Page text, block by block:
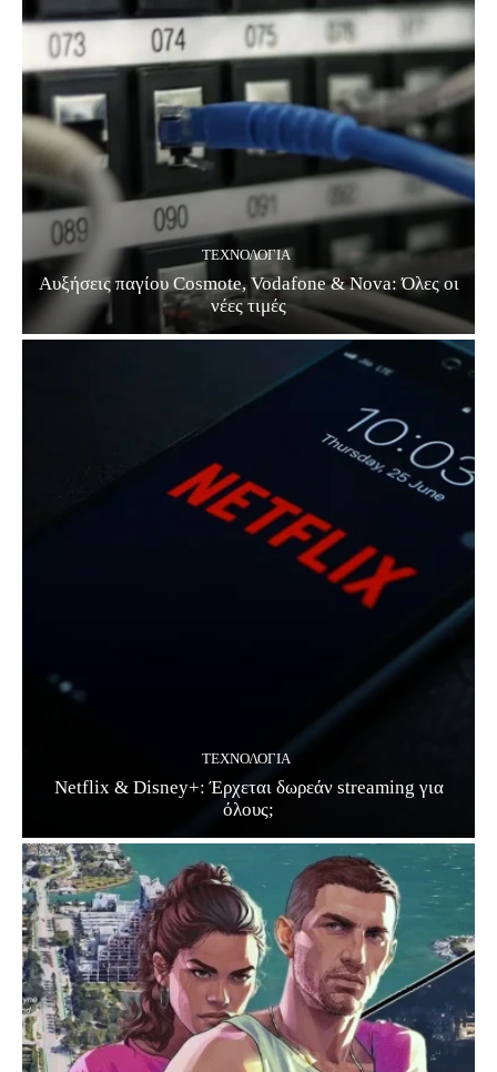
ΤΕΧΝΟΛΟΓΊΑ
Αυξήσεις παγίου Cosmote, Vodafone & Nova: Όλες οι
νέες τιμές
ΤΕΧΝΟΛΟΓΊΑ
Netflix & Disney+: Έρχεται δωρεάν streaming για
όλους;